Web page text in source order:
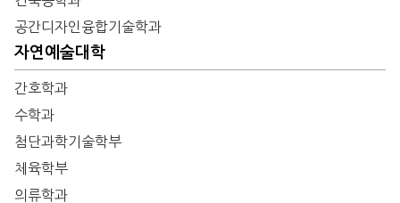
공간디자인융합기술학과
자연예술대학
간호학과
수학과
첨단과학기술학부
체육학부
의류학과